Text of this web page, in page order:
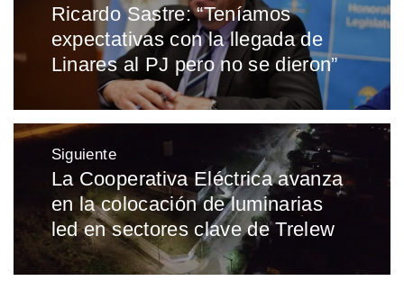
entradas
Entrada
anterior:
Ricardo Sastre: “Teníamos
expectativas con la llegada de
Linares al PJ pero no se dieron”
Siguiente
Entrada
siguiente:
La Cooperativa Eléctrica avanza
en la colocación de luminarias
led en sectores clave de Trelew